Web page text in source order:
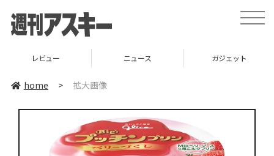
toggle
レビュー ニュース ガジェット
home > 拡大画像